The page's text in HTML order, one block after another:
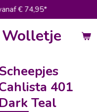
€ 74,95*
Scheepjes
401
Dark Teal